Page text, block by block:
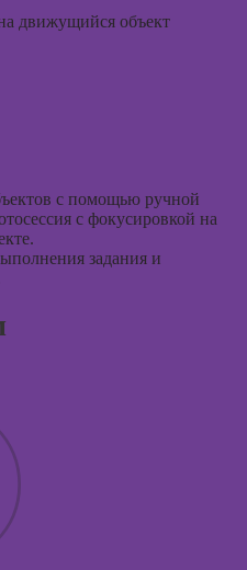
движущийся объект
с помощью ручной
с фокусировкой на
задания и